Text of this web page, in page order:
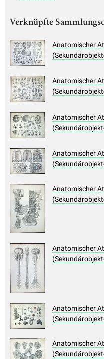
Verknüpfte
Anatomischer
Anatomischer
Anatomischer
Anatomischer
Anatomischer
Anatomischer
Anatomischer
Anatomischer